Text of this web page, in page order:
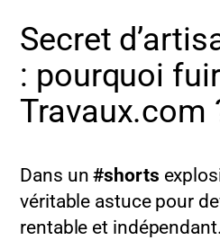
Secret
: pourquoi fuir
Travaux.com
Dans un#shorts
véritable astuce pour
rentable et